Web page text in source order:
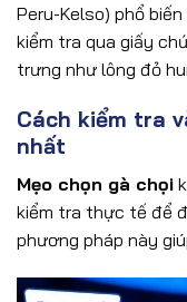
Peru-Kelso) phổ
kiểm tra qua giấy
trưng như lông đỏ
Cách kiểm tra
nhất
Mẹo chọn gà chọi
kiểm tra thực tế để
phương pháp này